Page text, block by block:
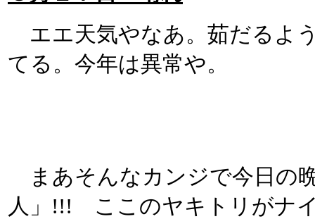
エエ天気やなあ。茹だるよ
てる。今年は異常や。
まあそんなカンジで今日の
人」!!! ここのヤキトリがナ